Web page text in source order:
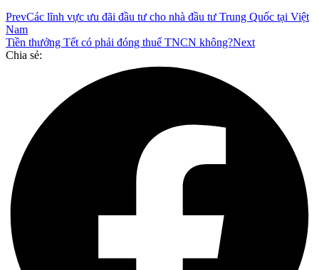
PrevCác lĩnh vực ưu đãi đầu tư cho nhà đầu tư Trung Quốc tại Việt
Nam
Tiền thưởng Tết có phải đóng thuế TNCN không?Next
Chia sẻ: